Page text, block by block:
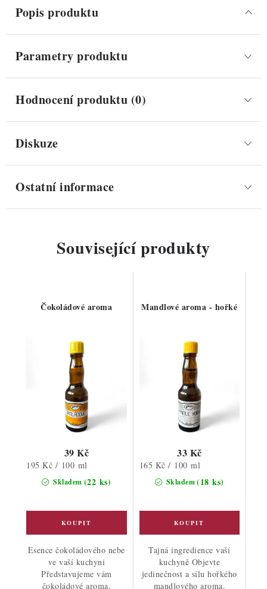
Popis produktu
Parametry produktu
Hodnocení produktu (0)
Diskuze
Ostatní informace
Související produkty
Čokoládové aroma
Skladem (22 ks)
39 Kč
Měrná
cena:
195 Kč / 100 ml
Esence čokoládového nebe
ve vaší kuchyni
Představujeme vám
čokoládové aroma,
Mandlové aroma - hořké
Skladem(18 ks)
33 Kč
Měrná
cena:
165 Kč / 100 ml
Tajná ingredience vaší
kuchyně Objevte
jedinečnost a sílu hořkého
mandlového aroma,